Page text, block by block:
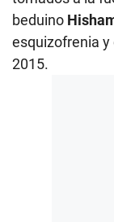
beduino
esquizofrenia y
2015.